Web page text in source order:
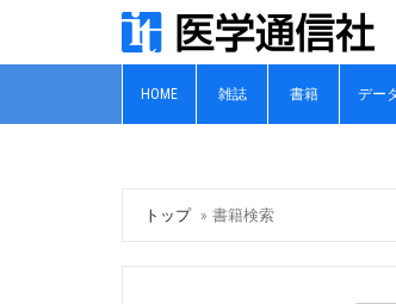
HOME 雑誌 書籍 デー
トップ 書籍検索